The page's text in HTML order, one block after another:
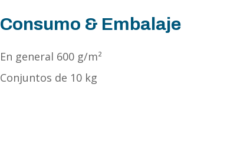
Consumo & Embalaje
En general 600 g/m²
Conjuntos de 10 kg